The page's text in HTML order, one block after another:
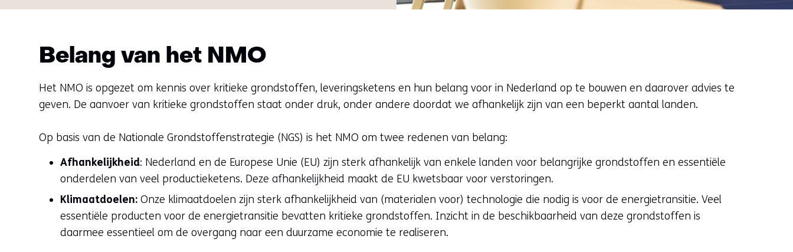
Belang van het NMO
Het NMO is opgezet om kennis over kritieke grondstoffen, leveringsketens en hun belang voor in Nederland op te bouwen en daarover advies te
geven. De aanvoer van kritieke grondstoffen staat onder druk, onder andere doordat we afhankelijk zijn van een beperkt aantal landen.
Op basis van de Nationale Grondstoffenstrategie (NGS) is het NMO om twee redenen van belang:
Afhankelijkheid: Nederland en de Europese Unie (EU) zijn sterk afhankelijk van enkele landen voor belangrijke grondstoffen en essentiële
onderdelen van veel productieketens. Deze afhankelijkheid maakt de EU kwetsbaar voor verstoringen.
Klimaatdoelen: Onze klimaatdoelen zijn sterk afhankelijkheid van (materialen voor) technologie die nodig is voor de energietransitie. Veel
essentiële producten voor de energietransitie bevatten kritieke grondstoffen. Inzicht in de beschikbaarheid van deze grondstoffen is
daarmee essentieel om de overgang naar een duurzame economie te realiseren.